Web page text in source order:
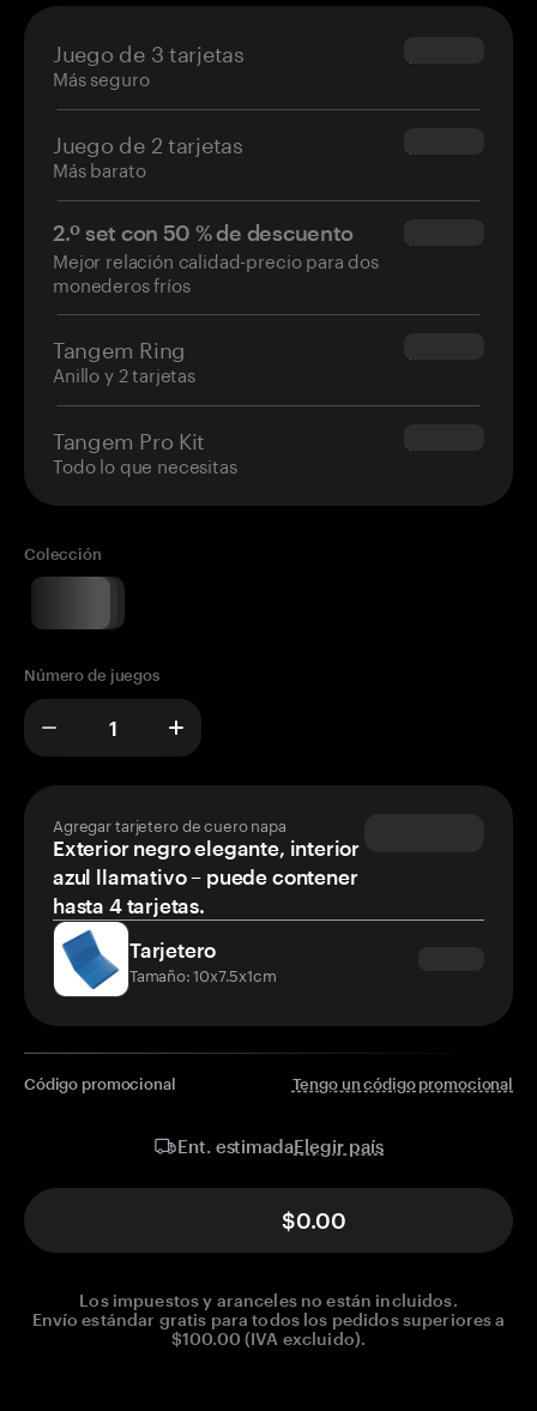
Juego de 3 tarjetas
Más seguro
$69.90
Juego de 2 tarjetas
Más barato
$54.90
2.º set con 50 % de descuento
Mejor relación calidad-precio para dos
monederos fríos
$34.95
Tangem Ring
Anillo y 2 tarjetas
$160.00
Tangem Pro Kit
Todo lo que necesitas
$180.00
Colección
Número de juegos
Agregar tarjetero de cuero napa
Exterior negro elegante, interior
azul llamativo – puede contener
hasta 4 tarjetas.
Tarjetero
Tamaño: 10x7.5x1cm
Código promocional Tengo un código promocional
Ent. estimadaElegir país
$0.00
Los impuestos y aranceles no están incluidos.
Envío estándar gratis para todos los pedidos superiores a
$100.00 (IVA excluido).